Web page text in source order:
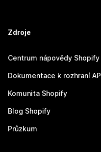
Zdroje
Centrum nápovědy Shopify
Dokumentace k rozhraní API
Komunita Shopify
Blog Shopify
Průzkum